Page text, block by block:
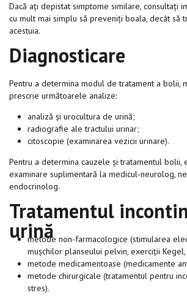
Dacă ați depistat simptome similare, consultați
cu mult mai simplu să preveniți boala, decât să
acestuia.
Diagnosticare
Pentru a determina modul de tratament a bolii,
prescrie următoarele analize:
analiză și urocultura de urină;
radiografie ale tractului urinar;
citoscopie (examinarea vezicii urinare).
Pentru a determina cauzele și tratamentul bolii,
examinare suplimentară la medicul-neurolog,
endocrinolog.
Tratamentul
urină
metode non-farmacologice (stimularea
mușchilor planseului pelvin, exerciții
metode medicamentoase (medicamente
metode chirurgicale (tratamentul pentru
stres).